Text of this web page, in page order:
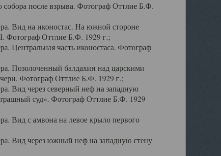
собора после взрыва. Фотограф Оттлие Б.Ф.
Вид на иконостас. На южной стороне
Фотограф Оттлие Б.Ф. 1929 г.;
Центральная часть иконостаса. Фотограф
Позолоченный балдахин над царскими
Фотограф Оттлие Б.Ф. 1929 г.;
Вид через северный неф на западную
суд». Фотограф Оттлие Б.Ф. 1929
Вид с амвона на левое крыло первого
Вид через южный неф на западную стену